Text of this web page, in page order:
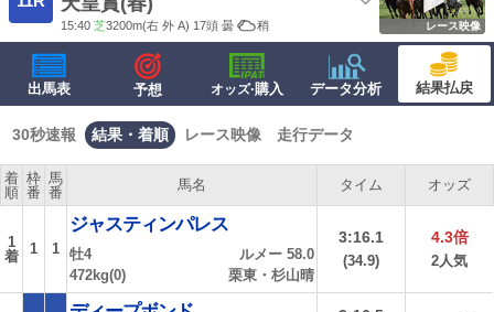
15:40 芝3200m(右 外 A) 17頭 曇 稍 レース映像
出馬表 予想 オッズ·購入 データ分析 結果払戻
30秒速報 結果・着順 レース映像 走行データ
着
順
枠
番
馬
番
馬名 タイム オッズ
1
着
1 1
ジャスティンパレス
牡4
472kg(0)
ルメー 58.0
栗東・杉山晴
3:16.1
(34.9)
4.3倍
2人気